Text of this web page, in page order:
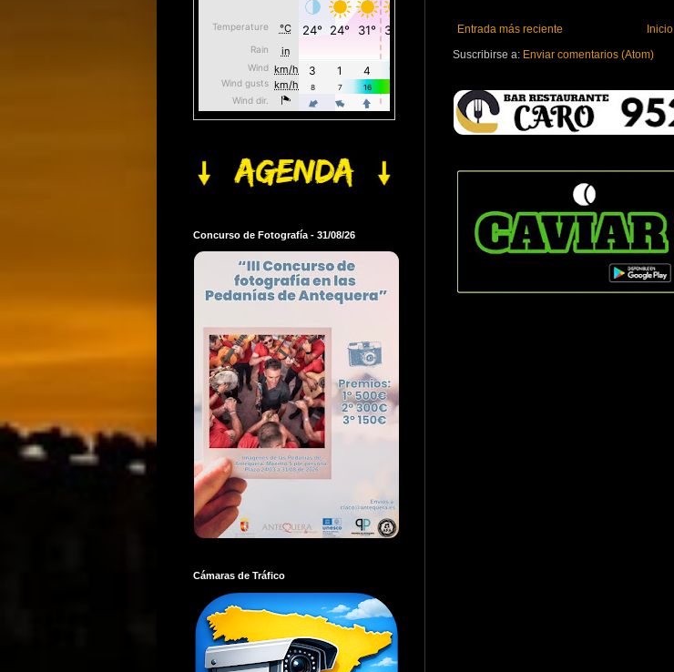
Entrada más reciente
Inicio
Suscribirse a: Enviar comentarios (Atom)
Concurso de Fotografía - 31/08/26
Cámaras de Tráfico